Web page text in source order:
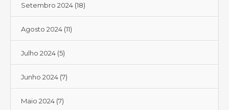
Setembro 2024 (18)
Agosto 2024 (11)
Julho 2024 (5)
Junho 2024 (7)
Maio 2024 (7)